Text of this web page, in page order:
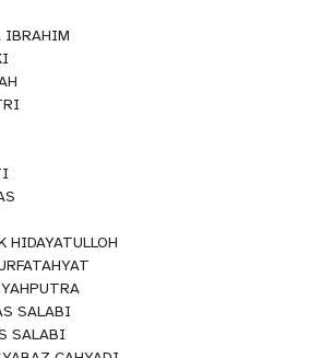
IBRAHIM
HIDAYATULLOH
SALABI
SALABI